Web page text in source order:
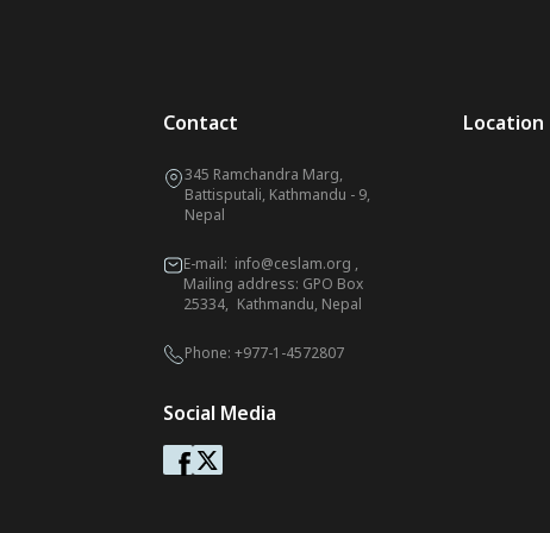
Contact
345 Ramchandra Marg,
Battisputali, Kathmandu - 9,
Nepal
E-mail: info@ceslam.org ,
Mailing address: GPO Box
25334, Kathmandu, Nepal
Phone: +977-1-4572807
Social Media
Location